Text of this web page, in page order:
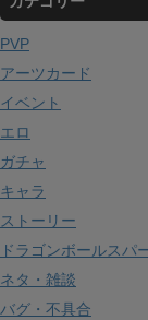
カ
イ
ブ
PVP
アーツカード
イベント
エロ
ガチャ
キャラ
ストーリー
ドラゴンボールスパ
ネタ・雑談
バグ・不具合